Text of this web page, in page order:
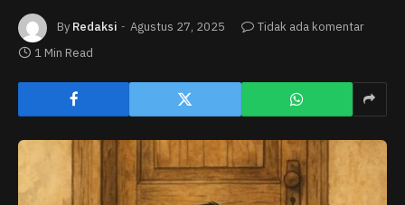
By Redaksi Agustus 27, 2025
Tidak ada komentar
1 Min Read